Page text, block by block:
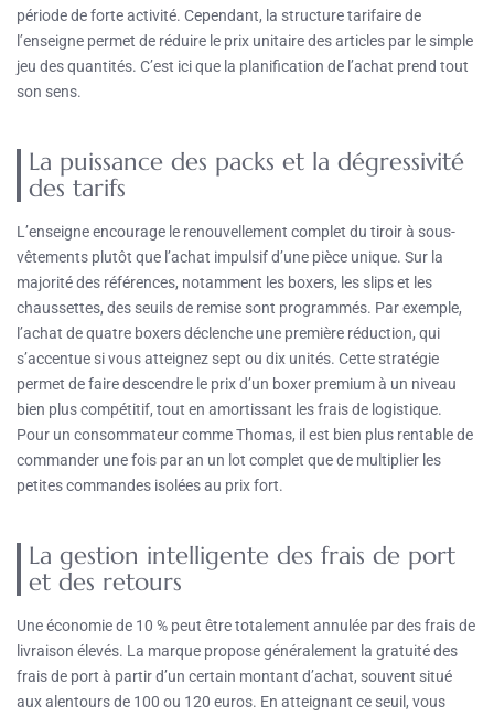
période de forte activité. Cependant, la structure tarifaire de
l’enseigne permet de réduire le prix unitaire des articles par le simple
jeu des quantités. C’est ici que la planification de l’achat prend tout
son sens.
La puissance des packs et la dégressivité
des tarifs
L’enseigne encourage le renouvellement complet du tiroir à sous-
vêtements plutôt que l’achat impulsif d’une pièce unique. Sur la
majorité des références, notamment les boxers, les slips et les
chaussettes, des seuils de remise sont programmés. Par exemple,
l’achat de quatre boxers déclenche une première réduction, qui
s’accentue si vous atteignez sept ou dix unités. Cette stratégie
permet de faire descendre le prix d’un boxer premium à un niveau
bien plus compétitif, tout en amortissant les frais de logistique.
Pour un consommateur comme Thomas, il est bien plus rentable de
commander une fois par an un lot complet que de multiplier les
petites commandes isolées au prix fort.
La gestion intelligente des frais de port
et des retours
Une économie de 10 % peut être totalement annulée par des frais de
livraison élevés. La marque propose généralement la gratuité des
frais de port à partir d’un certain montant d’achat, souvent situé
aux alentours de 100 ou 120 euros. En atteignant ce seuil, vous